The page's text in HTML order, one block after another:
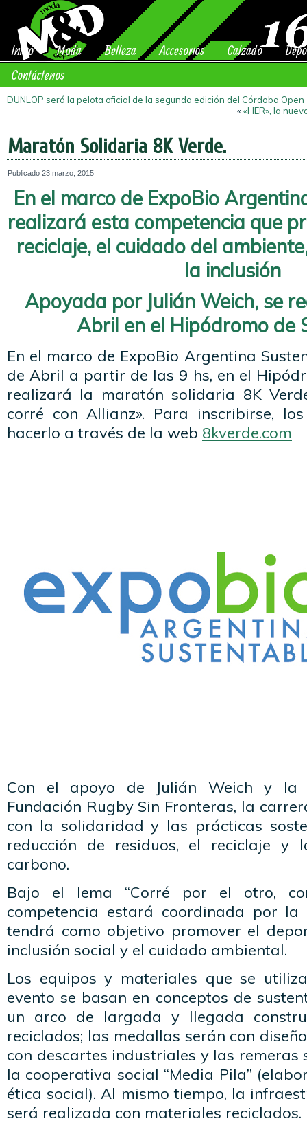
Inicio Moda Belleza Accesorios Calzado
Contáctenos
DUNLOP será la pelota oficial de la segunda edición del Córdoba Open
««HER», la
Maratón Solidaria 8K Verde.
Publicado 23 marzo, 2015
En el marco de ExpoBio
realizará esta competencia que
reciclaje, el cuidado del
la inclusión
Apoyada por Julián Weich, se
Abril en el Hipódromo de
En el marco de ExpoBio Argentina
de Abril a partir de las 9 hs, en el
realizará la maratón solidaria 8K
corré con Allianz». Para inscribirse,
hacerlo a través de la web 8kverde.com
Con el apoyo de Julián Weich y la
Fundación Rugby Sin Fronteras, la
con la solidaridad y las prácticas
reducción de residuos, el reciclaje y
carbono.
Bajo el lema “Corré por el otro,
competencia estará coordinada por la
tendrá como objetivo promover el
inclusión social y el cuidado ambiental.
Los equipos y materiales que se
evento se basan en conceptos de
un arco de largada y llegada
reciclados; las medallas serán con
con descartes industriales y las
la cooperativa social “Media Pila”
ética social). Al mismo tiempo, la
será realizada con materiales reciclados.